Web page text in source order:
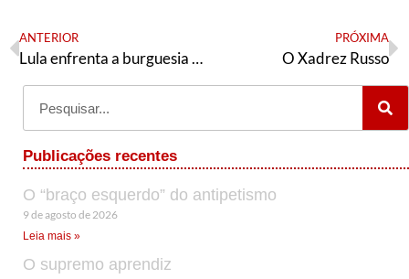
ANTERIOR
Lula enfrenta a burguesia branca e o imperialismo
PRÓXIMA
O Xadrez Russo
Publicações recentes
O “braço esquerdo” do antipetismo
9 de agosto de 2026
Leia mais »
O supremo aprendiz